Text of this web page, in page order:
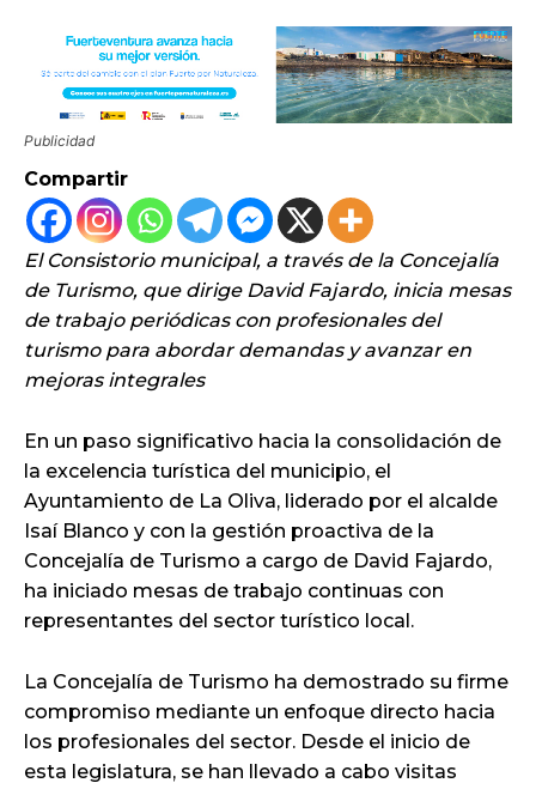
Publicidad
Compartir
El Consistorio municipal, a través de la Concejalía
de Turismo, que dirige David Fajardo, inicia mesas
de trabajo periódicas con profesionales del
turismo para abordar demandas y avanzar en
mejoras integrales
En un paso significativo hacia la consolidación de
la excelencia turística del municipio, el
Ayuntamiento de La Oliva, liderado por el alcalde
Isaí Blanco y con la gestión proactiva de la
Concejalía de Turismo a cargo de David Fajardo,
ha iniciado mesas de trabajo continuas con
representantes del sector turístico local.
La Concejalía de Turismo ha demostrado su firme
compromiso mediante un enfoque directo hacia
los profesionales del sector. Desde el inicio de
esta legislatura, se han llevado a cabo visitas